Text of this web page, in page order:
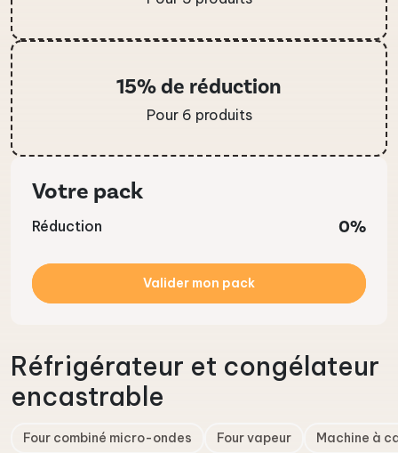
15% de réduction
Pour 6 produits
Votre pack
Réduction 0%
Valider mon pack
Réfrigérateur et congélateur
encastrable
Four combiné micro-ondes Four vapeur Machine à